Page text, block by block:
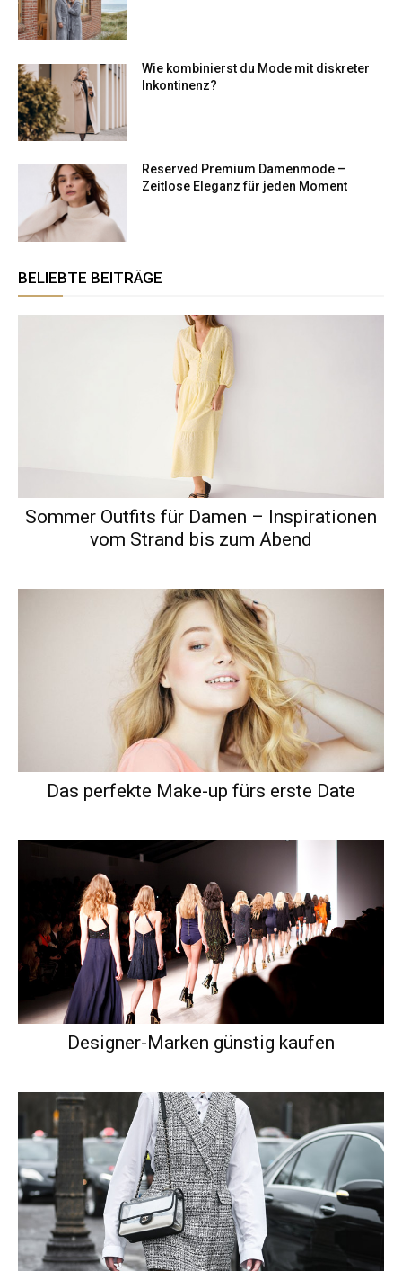
Wie kombinierst du Mode mit diskreter
Inkontinenz?
Reserved Premium Damenmode –
Zeitlose Eleganz für jeden Moment
BELIEBTE BEITRÄGE
Sommer Outfits für Damen – Inspirationen
vom Strand bis zum Abend
Das perfekte Make-up fürs erste Date
Designer-Marken günstig kaufen